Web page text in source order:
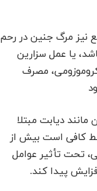
نیز مرگ جنین در رحم
یا عمل سزارین
مصرف
دیابت مبتلا
فقط کافی است بیش از
قرار بگیرید. بارداری بالای ۳۵ سال قدرت باروری زنان، پس از ۳۰ سالگی، تحت تأثیر عوامل
پیدا کند.